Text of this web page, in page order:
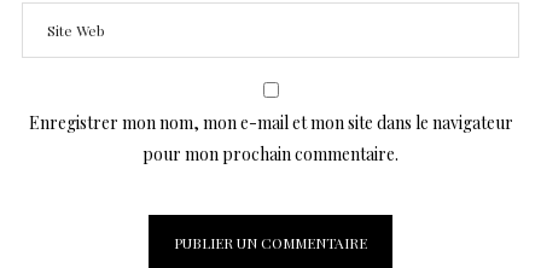
Enregistrer mon nom, mon e-mail et mon site dans le navigateur
pour mon prochain commentaire.